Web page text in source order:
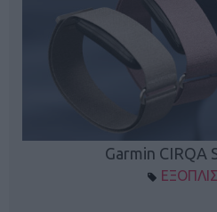
Garmin CIRQA